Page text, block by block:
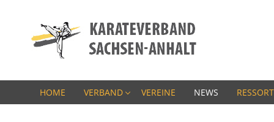
HOME VERBAND VEREINE NEWS